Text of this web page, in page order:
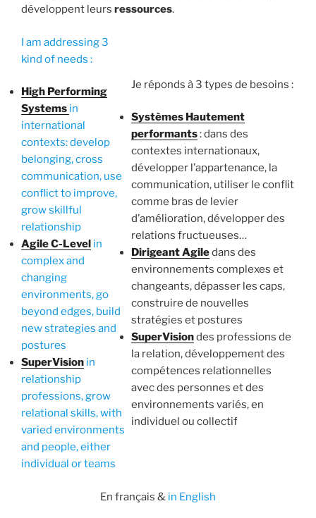
développent leurs ressources.
I am addressing 3
kind of needs :
High Performing
Systems in
international
contexts: develop
belonging, cross
communication, use
conflict to improve,
grow skillful
relationship
Agile C-Level in
complex and
changing
environments, go
beyond edges, build
new strategies and
postures
SuperVision in
relationship
professions, grow
relational skills, with
varied environments
and people, either
individual or teams
Je réponds à 3 types de besoins :
Systèmes Hautement
performants: dans des
contextes internationaux,
développer l’appartenance, la
communication, utiliser le conflit
comme bras de levier
d’amélioration, développer des
relations fructueuses…
Dirigeant Agiledans des
environnements complexes et
changeants, dépasser les caps,
construire de nouvelles
stratégies et postures
SuperVisiondes professions de
la relation, développement des
compétences relationnelles
avec des personnes et des
environnements variés, en
individuel ou collectif
En français & in English